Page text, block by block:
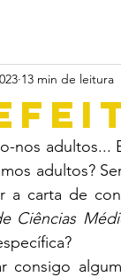
13 min de leitura
nos adultos...
adultos?
carta de
Ciências
consigo